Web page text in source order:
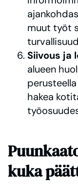
muut työt
Siivous ja
alueen
hakea
kuka